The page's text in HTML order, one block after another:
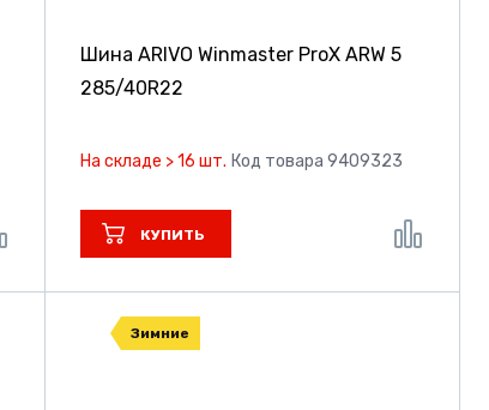
Шина ARIVO Winmaster ProX ARW 5
285/40R22
На складе > 16 шт. Код товара 9409323
КУПИТЬ
Зимние